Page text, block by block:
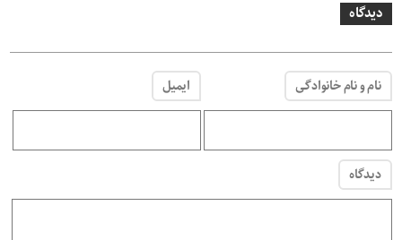
دیدگاه
نام و نام خانوادگی ایمیل
دیدگاه